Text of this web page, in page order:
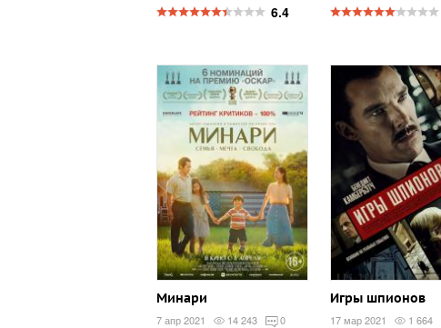
6.4
Минари
7 апр 2021 14 243 0
Игры шпионов
17 мар 2021 1 664